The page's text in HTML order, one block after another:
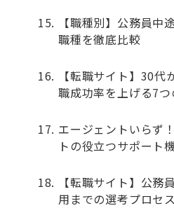
【職種別】公務員中
職種を徹底比較
【転職サイト】30代
職成功率を上げる7つ
エージェントいらず
トの役立つサポート
【転職サイト】公務
用までの選考プロセ